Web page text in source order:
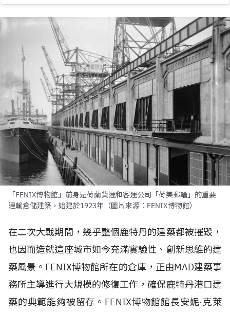
「FENIX博物館」前身是荷蘭貨運和客運公司「荷美郵輪」的重要
運輸倉儲建築，始建於1923年（圖片來源：FENIX博物館）
在二次大戰期間，幾乎整個鹿特丹的建築都被摧毀，
也因而造就這座城市如今充滿實驗性、創新思維的建
築風景。FENIX博物館所在的倉庫，正由MAD建築事
務所主導進行大規模的修復工作，確保鹿特丹港口建
築的典範能夠被留存。FENIX博物館館長安妮·克萊